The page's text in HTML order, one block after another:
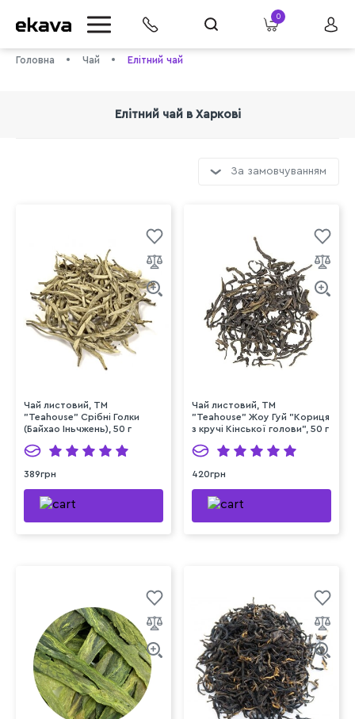
0
Головна Чай Елітний чай
Елітний чай в Харкові
За замовчуванням
Чай листовий, ТМ
"Teahouse" Срібні Голки
(Байхао Іньчжень), 50 г
389грн
Чай листовий, ТМ
"Teahouse" Жоу Гуй "Кориця
з кручі Кінської голови", 50 г
420грн